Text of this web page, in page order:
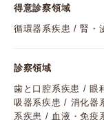
得意診察領域
循環器系疾患 / 腎・
診察領域
歯と口腔系疾患 / 眼
吸器系疾患 / 消化器
系疾患 / 血液・免疫